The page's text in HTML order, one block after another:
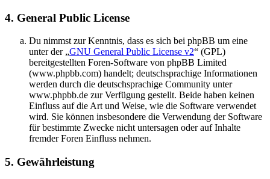
4. General Public License
Du nimmst zur Kenntnis, dass es sich bei phpBB um eine
unter der „GNU General Public License v2“ (GPL)
bereitgestellten Foren-Software von phpBB Limited
(www.phpbb.com) handelt; deutschsprachige Informationen
werden durch die deutschsprachige Community unter
www.phpbb.de zur Verfügung gestellt. Beide haben keinen
Einfluss auf die Art und Weise, wie die Software verwendet
wird. Sie können insbesondere die Verwendung der Software
für bestimmte Zwecke nicht untersagen oder auf Inhalte
fremder Foren Einfluss nehmen.
5. Gewährleistung